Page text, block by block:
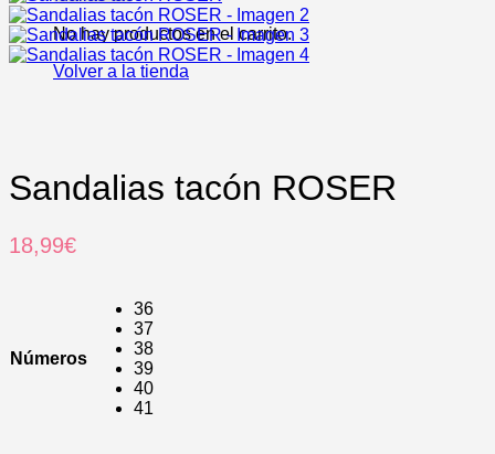
No hay productos en el carrito.
Volver a la tienda
Sandalias tacón ROSER
18,99€
Números
36
37
38
39
40
41